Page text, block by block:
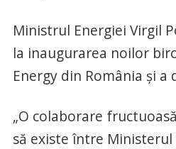
Ministrul Energiei Virgil
la inaugurarea noilor
Energy din România și a
„O colaborare
să existe între Ministerul